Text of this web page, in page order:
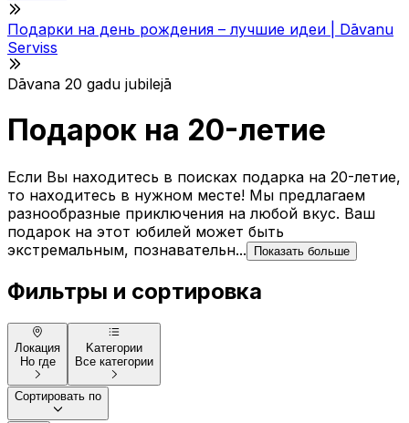
Подарки на день рождения – лучшие идеи | Dāvanu
Serviss
Dāvana 20 gadu jubilejā
Подарок на 20-летие
Если Вы находитесь в поисках подарка на 20-летие,
то находитесь в нужном месте! Мы предлагаем
разнообразные приключения на любой вкус. Ваш
подарок на этот юбилей может быть
экстремальным, познавательн...
Показать больше
Фильтры и сортировка
Локация
Но где
Kатегории
Все категории
Сортировать по